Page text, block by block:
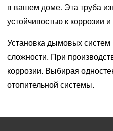
в вашем доме. Эта труба
устойчивостью к коррозии
Установка дымовых систем
сложности. При
коррозии. Выбирая
отопительной системы.